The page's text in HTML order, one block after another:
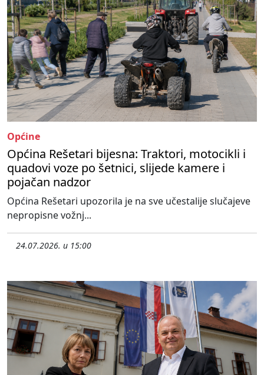
Općine
Općina Rešetari bijesna: Traktori, motocikli i
quadovi voze po šetnici, slijede kamere i
pojačan nadzor
Općina Rešetari upozorila je na sve učestalije slučajeve
nepropisne vožnj...
24.07.2026. u 15:00